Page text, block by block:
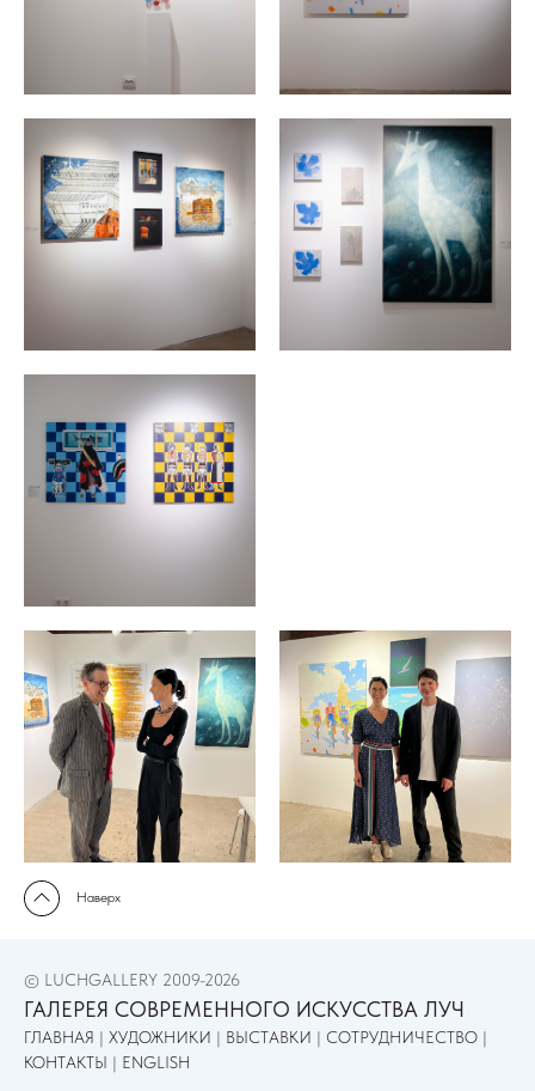
Наверх
© LUCHGALLERY 2009-2026
ГАЛЕРЕЯ СОВРЕМЕННОГО ИСКУССТВА ЛУЧ
ГЛАВНАЯ | ХУДОЖНИКИ | ВЫСТАВКИ | СОТРУДНИЧЕСТВО |
КОНТАКТЫ | ENGLISH